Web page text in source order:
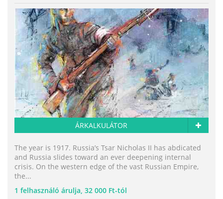
ÁRKALKULÁTOR
The year is 1917. Russia’s Tsar Nicholas II has abdicated
and Russia slides toward an ever deepening internal
crisis. On the western edge of the vast Russian Empire,
the...
1 felhasználó árulja, 32 000 Ft-tól